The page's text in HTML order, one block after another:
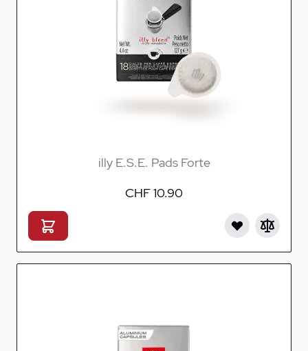
illy E.S.E. Pads Forte
CHF 10.90